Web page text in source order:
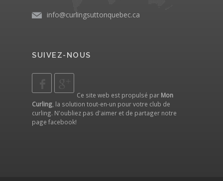
info@curlingsuttonquebec.ca
SUIVEZ-NOUS
Ce site web est propulsé par Mon
Curling, la solution tout-en-un pour votre club de
curling. N'oubliez pas d'aimer et de partager notre
page facebook!